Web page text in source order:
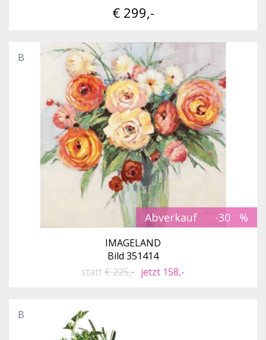
€ 299,-
Abverkauf -30
B
IMAGELAND
Bild 351414
statt€ 225,- jetzt 158,-
B